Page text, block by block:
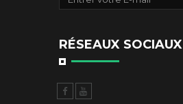
RÉSEAUX SOCIAUX